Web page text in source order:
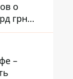
о
грн
в
–